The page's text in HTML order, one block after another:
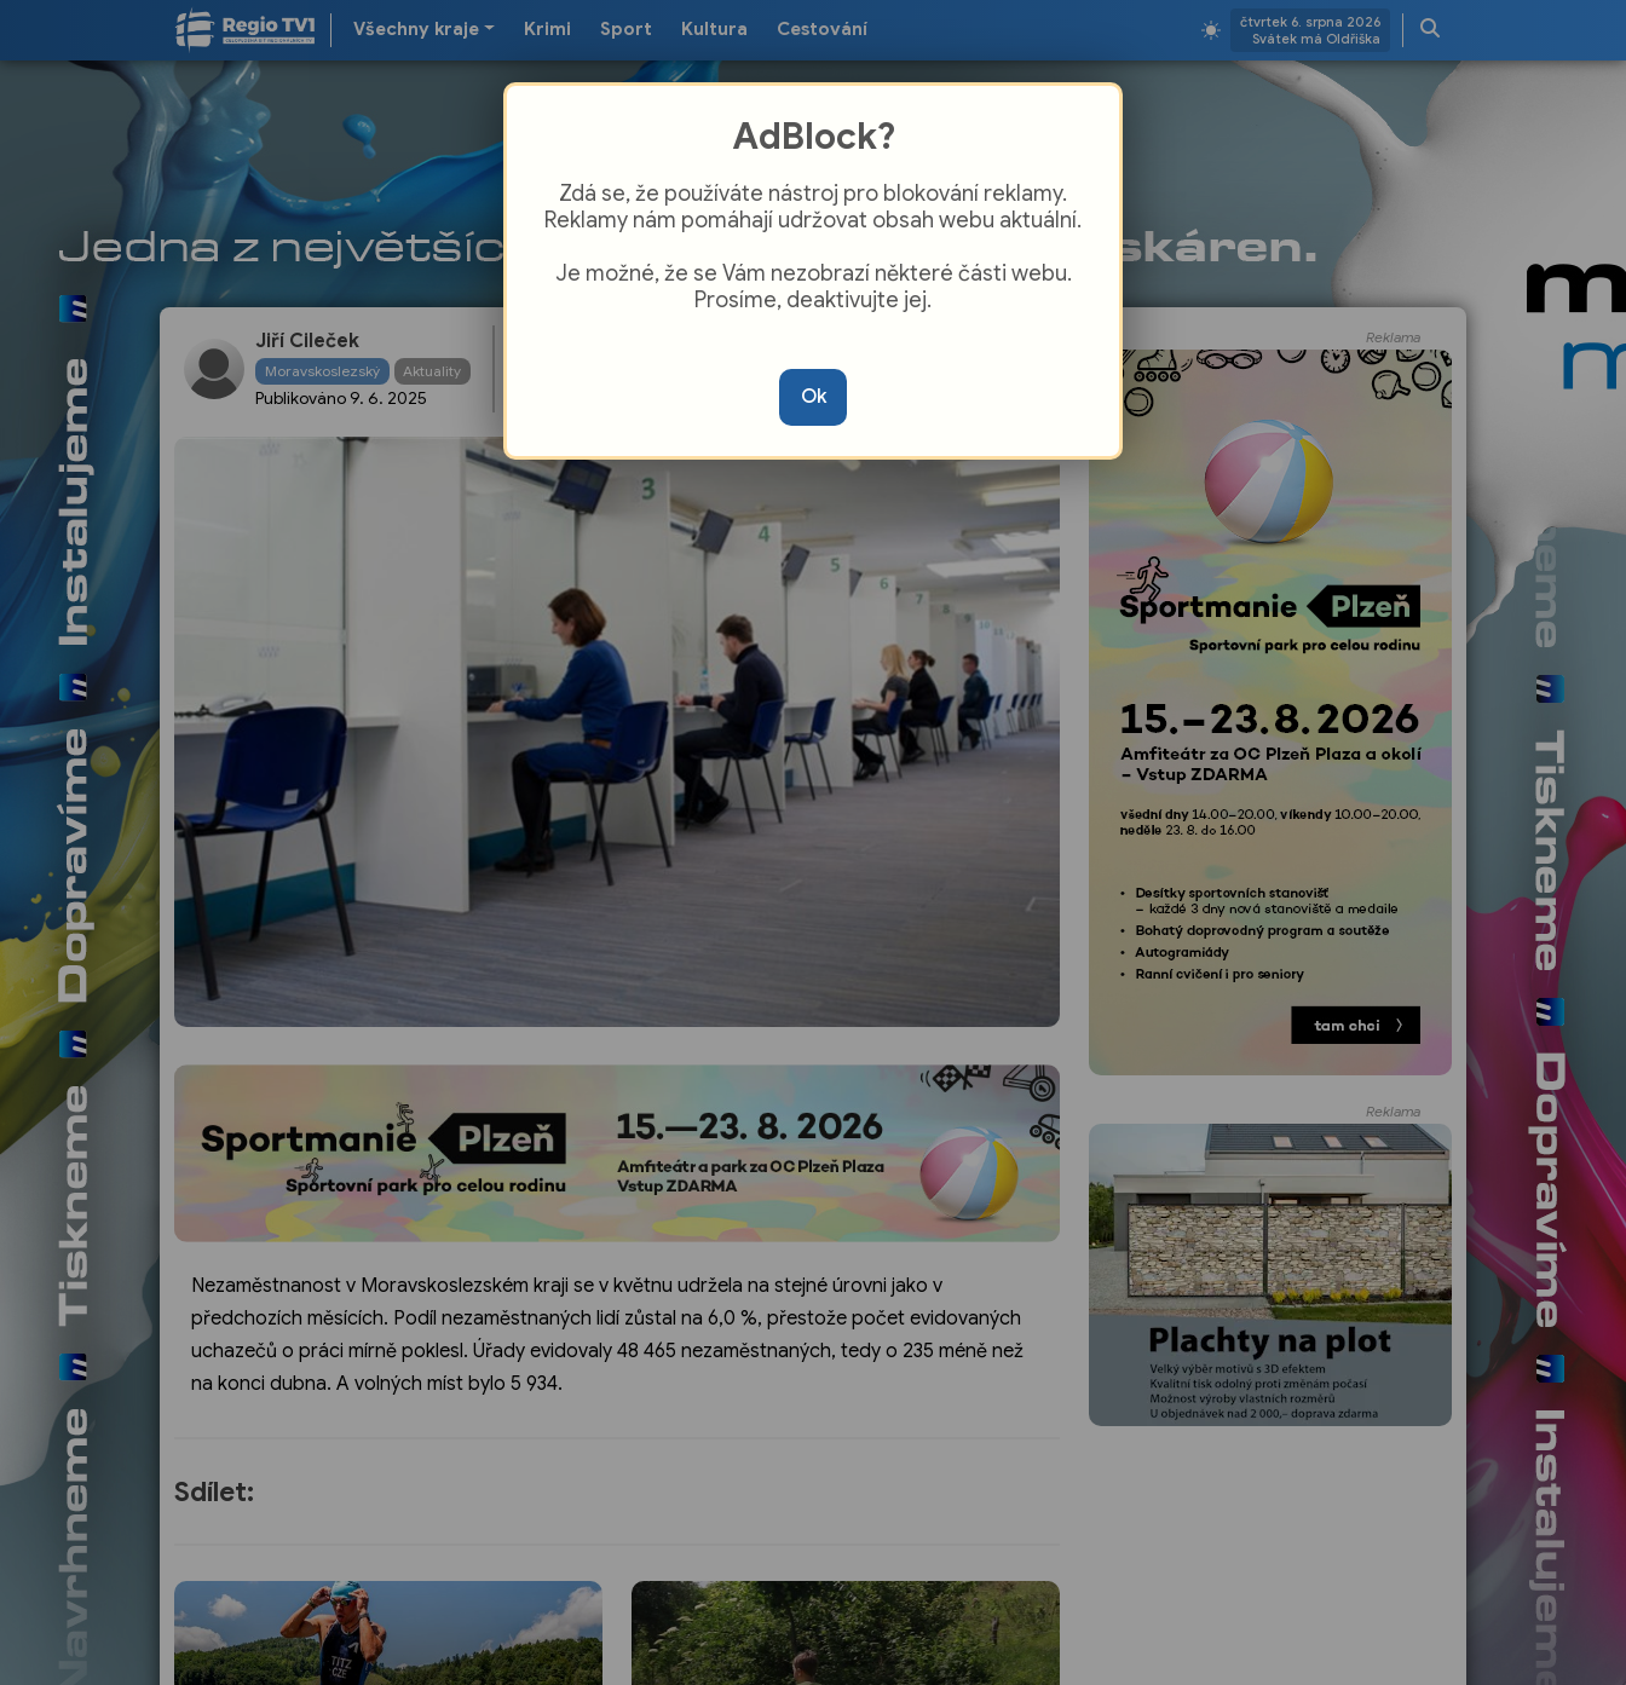
Všechny kraje Krimi Sport Kultura Cestování
čtvrtek 6. srpna 2026
Svátek má Oldřiška
Jiří Cileček
Moravskoslezský Aktuality
Publikováno 9. 6. 2025
ČR v květnu v Moravskoslezském kraji
Nezaměstnanost v Moravskoslezském kraji se v květnu udržela na stejné úrovni jako v
předchozích měsících. Podíl nezaměstnaných lidí zůstal na 6,0 %, přestože počet evidovaných
uchazečů o práci mírně poklesl. Úřady evidovaly 48 465 nezaměstnaných, tedy o 235 méně než
na konci dubna. A volných míst bylo 5 934.
Sdílet:
Reklama
Reklama
AdBlock?
Zdá se, že používáte nástroj pro blokování reklamy.
Reklamy nám pomáhají udržovat obsah webu aktuální.
Je možné, že se Vám nezobrazí některé části webu.
Prosíme, deaktivujte jej.
Ok